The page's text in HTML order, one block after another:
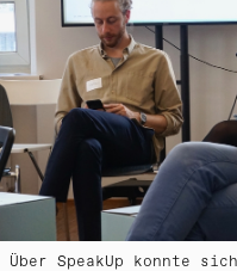
Über SpeakUp konnte